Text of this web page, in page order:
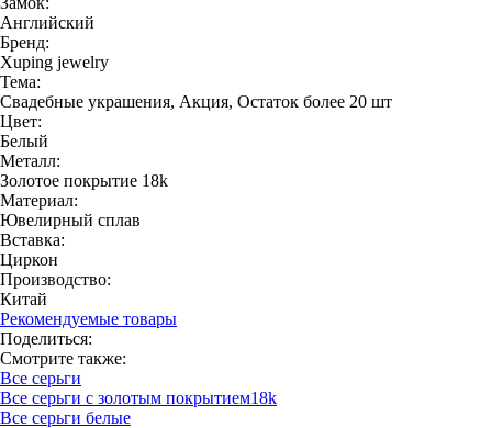
Английский
Бренд:
Xuping jewelry
Тема:
Свадебные украшения, Акция, Остаток более 20 шт
Цвет:
Белый
Металл:
Золотое покрытие 18k
Материал:
Ювелирный сплав
Вставка:
Циркон
Производство:
Китай
Рекомендуемые товары
Поделиться:
Смотрите также:
Все серьги
Все серьги с золотым покрытием18k
Все серьги белые